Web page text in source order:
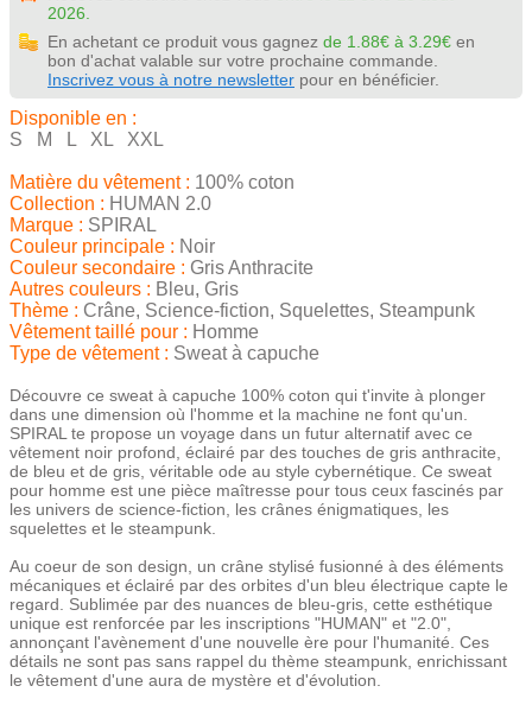
2026.
En achetant ce produit vous gagnez de 1.88€ à 3.29€ en
bon d'achat valable sur votre prochaine commande.
Inscrivez vous à notre newsletter pour en bénéficier.
Disponible en :
S M L XL XXL
Matière du vêtement : 100% coton
Collection : HUMAN 2.0
Marque : SPIRAL
Couleur principale : Noir
Couleur secondaire : Gris Anthracite
Autres couleurs : Bleu, Gris
Thème : Crâne, Science-fiction, Squelettes, Steampunk
Vêtement taillé pour : Homme
Type de vêtement : Sweat à capuche
Découvre ce sweat à capuche 100% coton qui t'invite à plonger
dans une dimension où l'homme et la machine ne font qu'un.
SPIRAL te propose un voyage dans un futur alternatif avec ce
vêtement noir profond, éclairé par des touches de gris anthracite,
de bleu et de gris, véritable ode au style cybernétique. Ce sweat
pour homme est une pièce maîtresse pour tous ceux fascinés par
les univers de science-fiction, les crânes énigmatiques, les
squelettes et le steampunk.
Au coeur de son design, un crâne stylisé fusionné à des éléments
mécaniques et éclairé par des orbites d'un bleu électrique capte le
regard. Sublimée par des nuances de bleu-gris, cette esthétique
unique est renforcée par les inscriptions "HUMAN" et "2.0",
annonçant l'avènement d'une nouvelle ère pour l'humanité. Ces
détails ne sont pas sans rappel du thème steampunk, enrichissant
le vêtement d'une aura de mystère et d'évolution.